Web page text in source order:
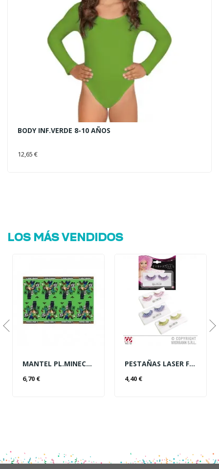
BODY INF.VERDE 8-10 AÑOS
12,65 €
LOS MÁS VENDIDOS
MANTEL PL.MINECRAFT
6,70 €
PESTAÑAS LASER FASHION
4,40 €